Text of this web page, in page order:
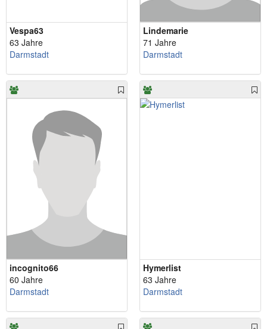
Vespa63
63 Jahre
Darmstadt
Lindemarie
71 Jahre
Darmstadt
incognito66
60 Jahre
Darmstadt
Hymerlist
63 Jahre
Darmstadt